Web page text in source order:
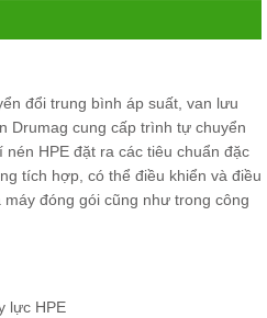
đổi trung bình áp suất, van lưu
Drumag cung cấp trình tự chuyển
HPE đặt ra các tiêu chuẩn đặc
tích hợp, có thể điều khiển và điều
đóng gói cũng như trong công
lực HPE